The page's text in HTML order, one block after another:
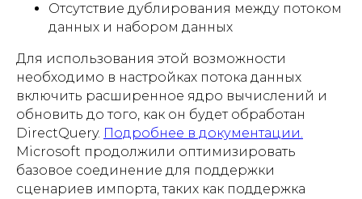
Отсутствие дублирования между потоком
данных и набором данных
Для использования этой возможности
необходимо в настройках потока данных
включить расширенное ядро вычислений и
обновить до того, как он будет обработан
DirectQuery. Подробнее в документации.
Microsoft продолжили оптимизировать
базовое соединение для поддержки
сценариев импорта, таких как поддержка